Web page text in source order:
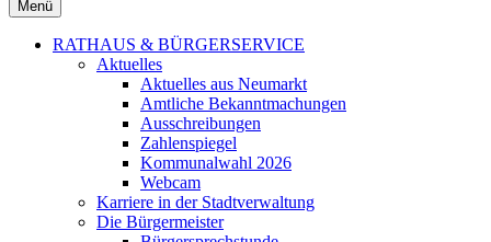
Menü
RATHAUS & BÜRGERSERVICE
Aktuelles
Aktuelles aus Neumarkt
Amtliche Bekanntmachungen
Ausschreibungen
Zahlenspiegel
Kommunalwahl 2026
Webcam
Karriere in der Stadtverwaltung
Die Bürgermeister